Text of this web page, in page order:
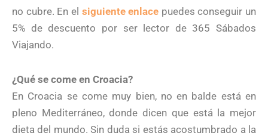
no cubre. En el siguiente enlace puedes conseguir un
5% de descuento por ser lector de 365 Sábados
Viajando.
¿Qué se come en Croacia?
En Croacia se come muy bien, no en balde está en
pleno Mediterráneo, donde dicen que está la mejor
dieta del mundo. Sin duda si estás acostumbrado a la